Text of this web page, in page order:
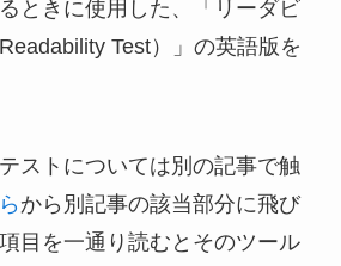
ときに使用した、「リーダビ
Test）」の英語版を
ストについては別の記事で触
から別記事の該当部分に飛び
目を一通り読むとそのツール